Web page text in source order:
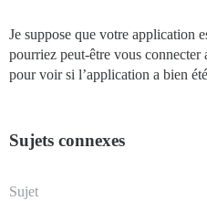
Je suppose que votre application
pourriez peut-être vous
pour voir si l’application a bien
Sujets connexes
Sujet